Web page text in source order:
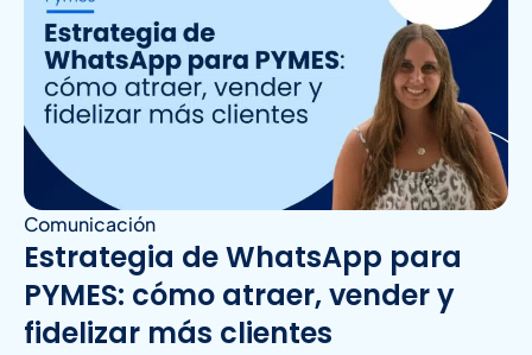
Comunicación
Estrategia de WhatsApp para
PYMES: cómo atraer, vender y
fidelizar más clientes